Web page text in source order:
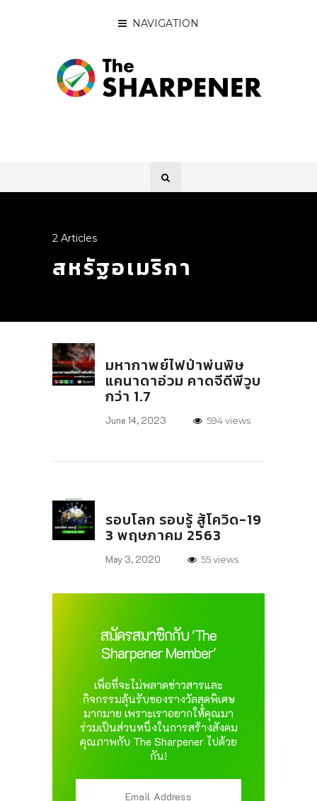
NAVIGATION
2 Articles
สหรัฐอเมริกา
มหากาพย์ไฟป่าพ่นพิษ
แคนาดาอ่วม คาดจีดีพีวูบ
กว่า 1.7
June 14, 2023 594 views
รอบโลก รอบรู้ สู้โควิด-19
3 พฤษภาคม 2563
May 3, 2020 55 views
สมัครสมาชิกกับ 'The
Sharpener Member'
เพื่อที่จะไม่พลาดข่าวสารและ
กิจกรรมลุ้นรับของรางวัลสุดพิเศษ
มากมาย เพราะเราอยากให้คุณมา
ร่วมเป็นส่วนหนึ่งในการสร้างสังคม
คุณภาพกับ The Sharpener ไปด้วย
กัน!